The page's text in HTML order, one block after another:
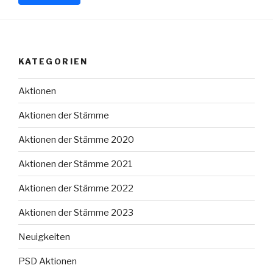
KATEGORIEN
Aktionen
Aktionen der Stämme
Aktionen der Stämme 2020
Aktionen der Stämme 2021
Aktionen der Stämme 2022
Aktionen der Stämme 2023
Neuigkeiten
PSD Aktionen